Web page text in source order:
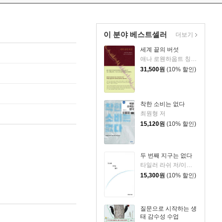
이 분야 베스트셀러
세계 끝의 버섯
애나 로웬하웁트 칭 저/노고운 역
31,500원 (10% 할인)
착한 소비는 없다
최원형 저
15,120원 (10% 할인)
두 번째 지구는 없다
15,300원 (10% 할인)
질문으로 시작하는 생
태 감수성 수업
더보기